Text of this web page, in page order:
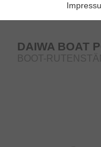
DAIWA BOAT
BOOT-